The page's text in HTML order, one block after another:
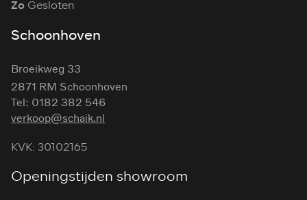
Zo Gesloten
Schoonhoven
Broeikweg 33
2871 RM Schoonhoven
Tel: 0182 382 546
verkoop@schaik.nl
KVK: 30102165
Openingstijden showroom